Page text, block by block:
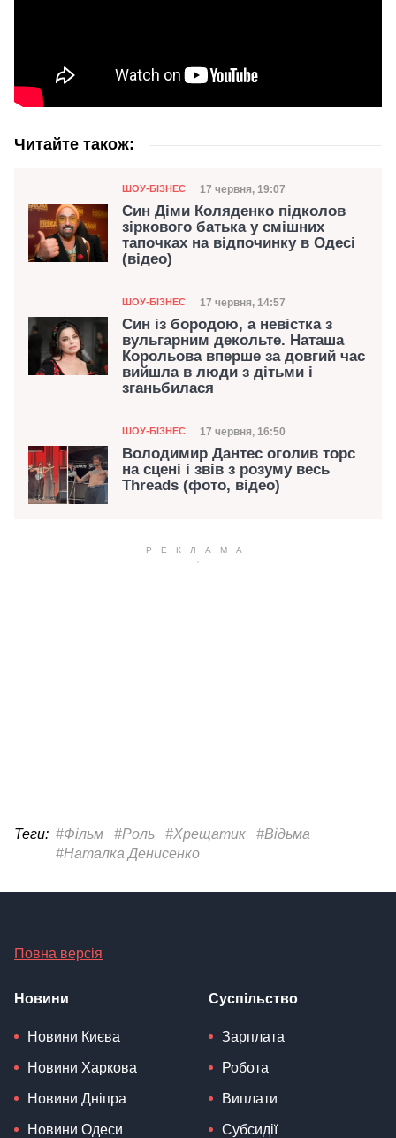
Читайте також:
Категорія
ШОУ-БІЗНЕС Дата публікації
17 червня, 19:07
Син Діми Коляденко підколов
зіркового батька у смішних
тапочках на відпочинку в Одесі
(відео)
Категорія
ШОУ-БІЗНЕС Дата публікації
17 червня, 14:57
Син із бородою, а невістка з
вульгарним декольте. Наташа
Корольова вперше за довгий час
вийшла в люди з дітьми і
зганьбилася
Категорія
ШОУ-БІЗНЕС Дата публікації
17 червня, 16:50
Володимир Дантес оголив торс
на сцені і звів з розуму весь
Threads (фото, відео)
Теги: #Фільм #Роль #Хрещатик
#Відьма
#Наталка Денисенко
Повна версія
Новини
Новини Києва
Новини Харкова
Новини Дніпра
Новини Одеси
Суспільство
Зарплата
Робота
Виплати
Субсидії